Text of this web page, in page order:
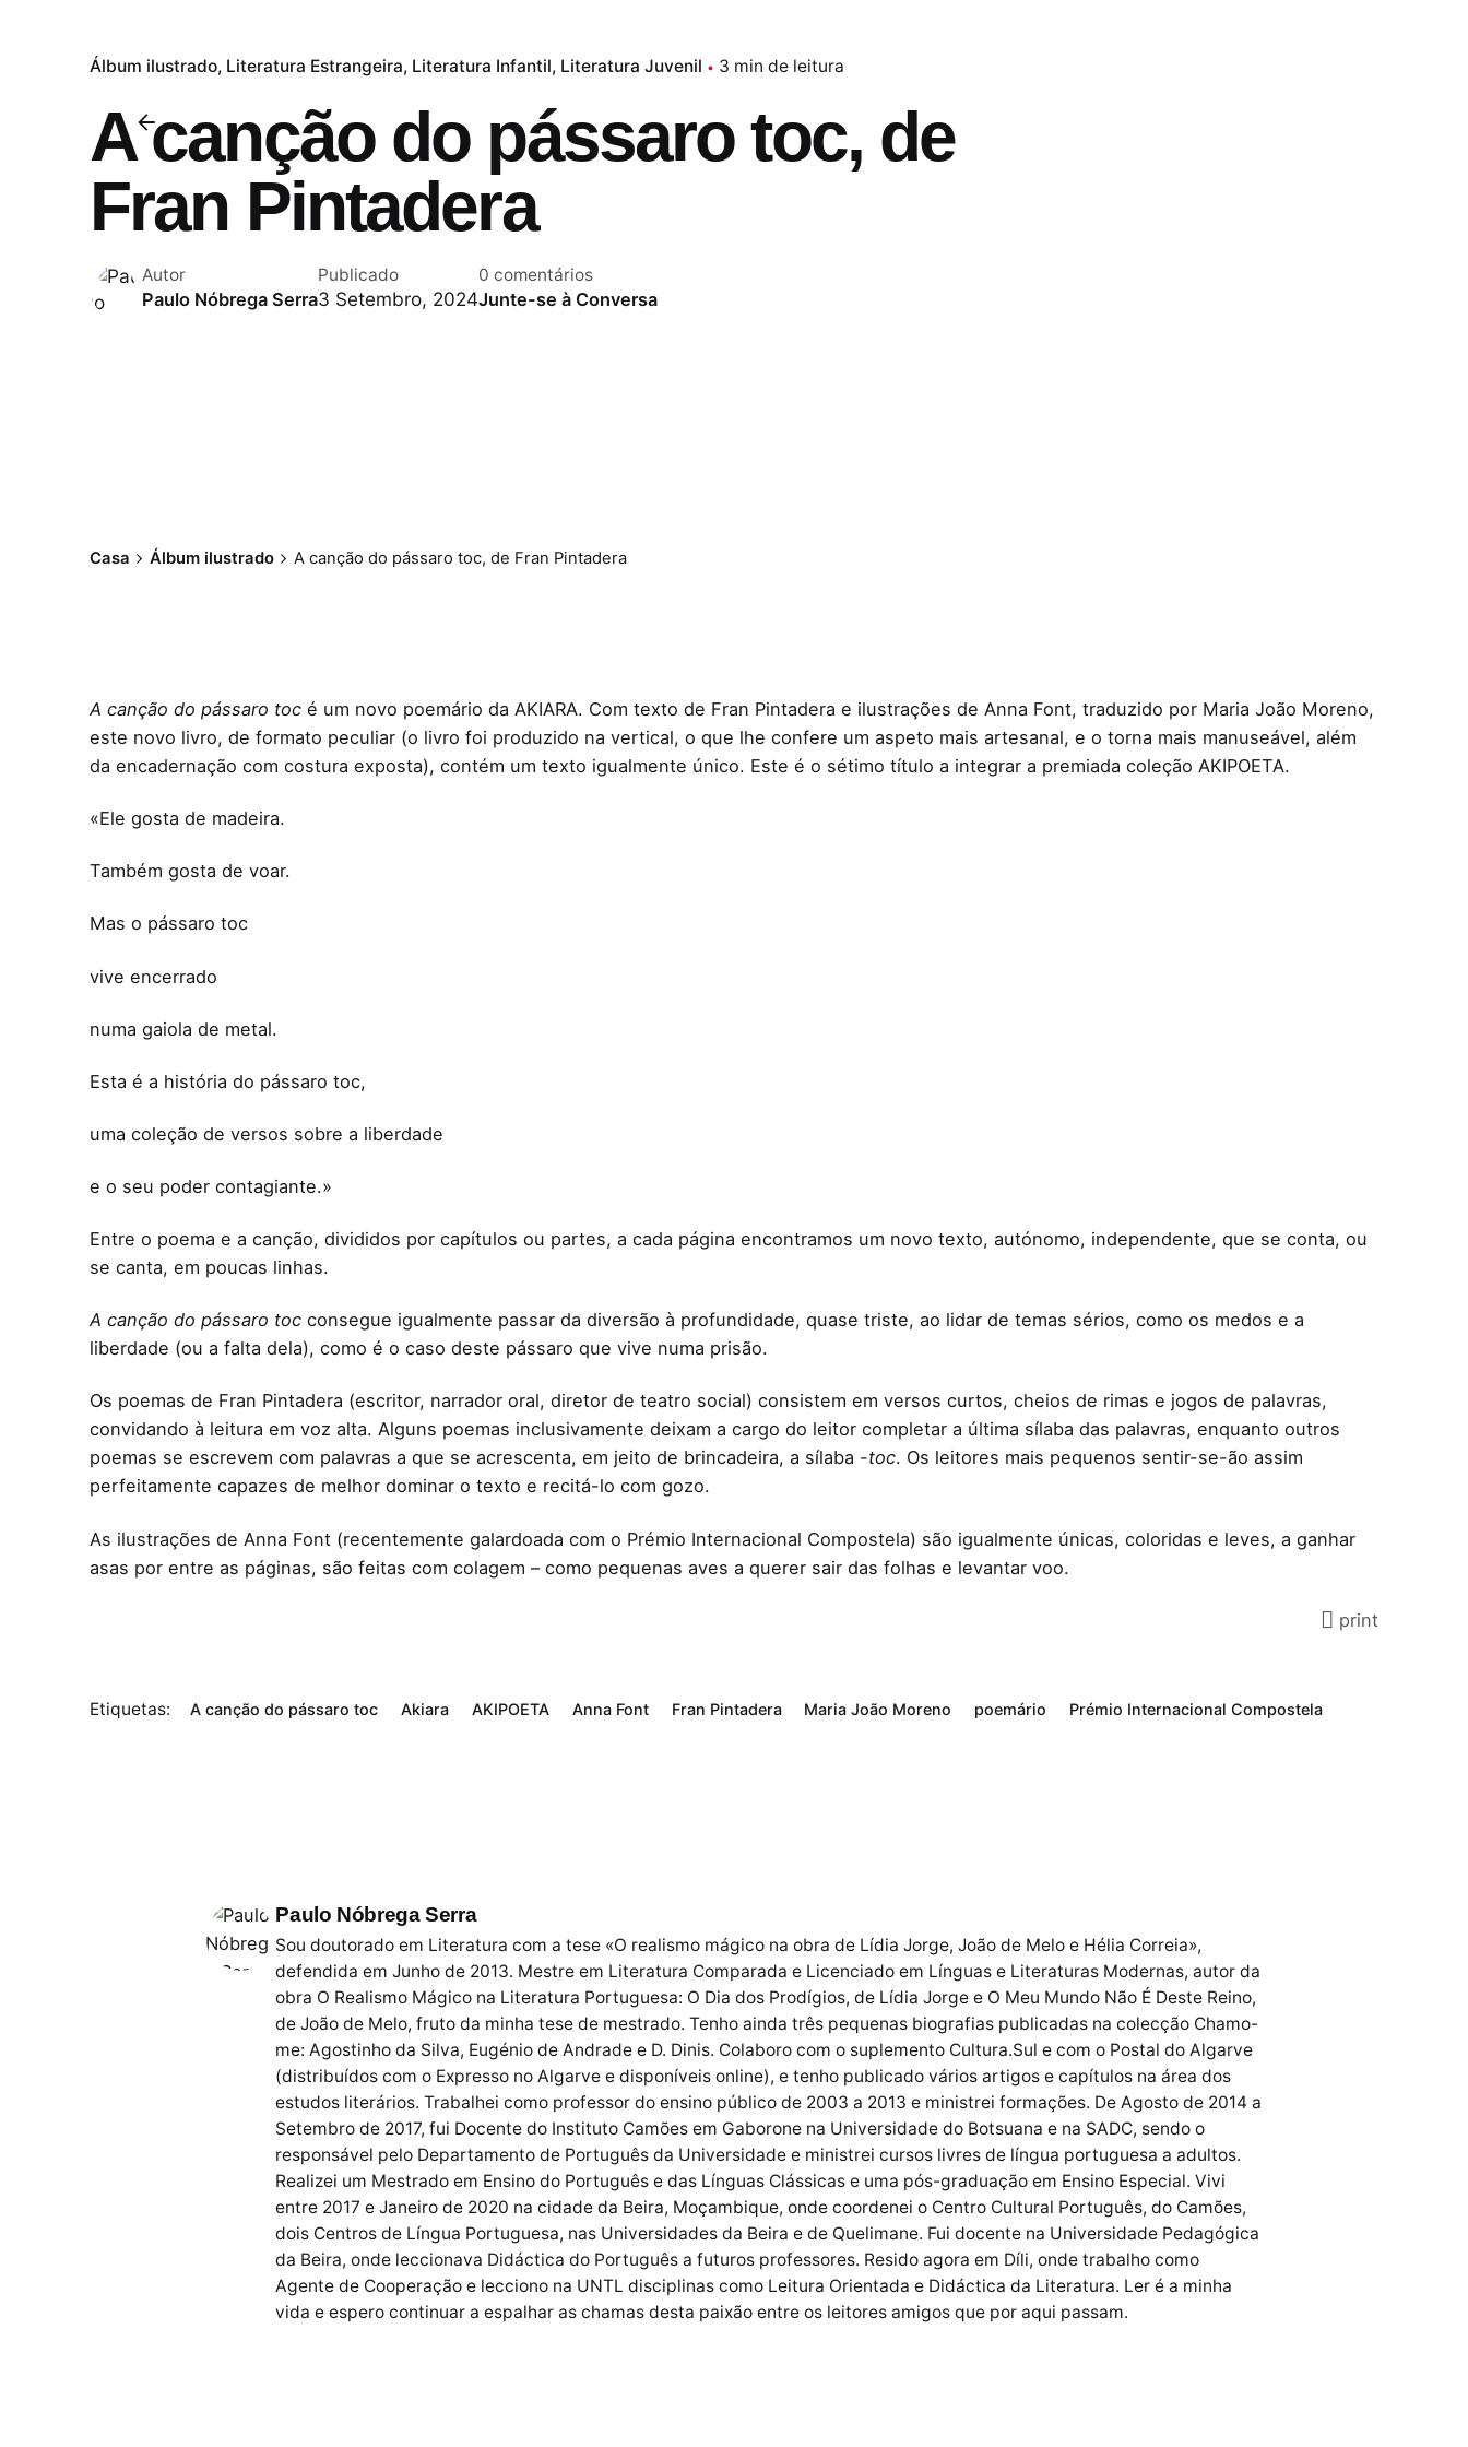
Álbum ilustrado Literatura Estrangeira Literatura Infantil Literatura Juvenil 3 min de leitura
A canção do pássaro toc, de
Fran Pintadera
Autor
Paulo Nóbrega Serra
Publicado
3 Setembro, 2024
0 comentários
Junte-se à Conversa
Casa Álbum ilustrado A canção do pássaro toc, de Fran Pintadera
A canção do pássaro toc é um novo poemário da AKIARA. Com texto de Fran Pintadera e ilustrações de Anna Font, traduzido por Maria João Moreno,
este novo livro, de formato peculiar (o livro foi produzido na vertical, o que lhe confere um aspeto mais artesanal, e o torna mais manuseável, além
da encadernação com costura exposta), contém um texto igualmente único. Este é o sétimo título a integrar a premiada coleção AKIPOETA.
«Ele gosta de madeira.
Também gosta de voar.
Mas o pássaro toc
vive encerrado
numa gaiola de metal.
Esta é a história do pássaro toc,
uma coleção de versos sobre a liberdade
e o seu poder contagiante.»
Entre o poema e a canção, divididos por capítulos ou partes, a cada página encontramos um novo texto, autónomo, independente, que se conta, ou
se canta, em poucas linhas.
A canção do pássaro toc consegue igualmente passar da diversão à profundidade, quase triste, ao lidar de temas sérios, como os medos e a
liberdade (ou a falta dela), como é o caso deste pássaro que vive numa prisão.
Os poemas de Fran Pintadera (escritor, narrador oral, diretor de teatro social) consistem em versos curtos, cheios de rimas e jogos de palavras,
convidando à leitura em voz alta. Alguns poemas inclusivamente deixam a cargo do leitor completar a última sílaba das palavras, enquanto outros
poemas se escrevem com palavras a que se acrescenta, em jeito de brincadeira, a sílaba -toc. Os leitores mais pequenos sentir-se-ão assim
perfeitamente capazes de melhor dominar o texto e recitá-lo com gozo.
As ilustrações de Anna Font (recentemente galardoada com o Prémio Internacional Compostela) são igualmente únicas, coloridas e leves, a ganhar
asas por entre as páginas, são feitas com colagem – como pequenas aves a querer sair das folhas e levantar voo.
print
Etiquetas: A canção do pássaro toc Akiara AKIPOETA Anna Font Fran Pintadera Maria João Moreno poemário Prémio Internacional Compostela
Paulo Nóbrega Serra
Sou doutorado em Literatura com a tese «O realismo mágico na obra de Lídia Jorge, João de Melo e Hélia Correia»,
defendida em Junho de 2013. Mestre em Literatura Comparada e Licenciado em Línguas e Literaturas Modernas, autor da
obra O Realismo Mágico na Literatura Portuguesa: O Dia dos Prodígios, de Lídia Jorge e O Meu Mundo Não É Deste Reino,
de João de Melo, fruto da minha tese de mestrado. Tenho ainda três pequenas biografias publicadas na colecção Chamo-
me: Agostinho da Silva, Eugénio de Andrade e D. Dinis. Colaboro com o suplemento Cultura.Sul e com o Postal do Algarve
(distribuídos com o Expresso no Algarve e disponíveis online), e tenho publicado vários artigos e capítulos na área dos
estudos literários. Trabalhei como professor do ensino público de 2003 a 2013 e ministrei formações. De Agosto de 2014 a
Setembro de 2017, fui Docente do Instituto Camões em Gaborone na Universidade do Botsuana e na SADC, sendo o
responsável pelo Departamento de Português da Universidade e ministrei cursos livres de língua portuguesa a adultos.
Realizei um Mestrado em Ensino do Português e das Línguas Clássicas e uma pós-graduação em Ensino Especial. Vivi
entre 2017 e Janeiro de 2020 na cidade da Beira, Moçambique, onde coordenei o Centro Cultural Português, do Camões,
dois Centros de Língua Portuguesa, nas Universidades da Beira e de Quelimane. Fui docente na Universidade Pedagógica
da Beira, onde leccionava Didáctica do Português a futuros professores. Resido agora em Díli, onde trabalho como
Agente de Cooperação e lecciono na UNTL disciplinas como Leitura Orientada e Didáctica da Literatura. Ler é a minha
vida e espero continuar a espalhar as chamas desta paixão entre os leitores amigos que por aqui passam.